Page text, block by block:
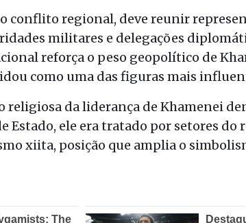
conflito regional, deve reunir
militares e delegações
reforça o peso geopolítico de
como uma das figuras mais
religiosa da liderança de Khamenei
Estado, ele era tratado por setores do
xiita, posição que amplia o